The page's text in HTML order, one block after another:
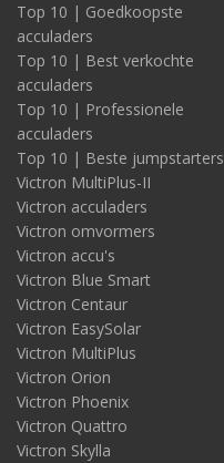
Top 10 | Goedkoopste
acculaders
Top 10 | Best verkochte
acculaders
Top 10 | Professionele
acculaders
Top 10 | Beste jumpstarters
Victron MultiPlus-II
Victron acculaders
Victron omvormers
Victron accu's
Victron Blue Smart
Victron Centaur
Victron EasySolar
Victron MultiPlus
Victron Orion
Victron Phoenix
Victron Quattro
Victron Skylla